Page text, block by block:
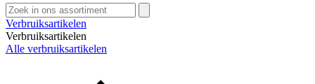
Zoeken
naar:
Verbruiksartikelen
Verbruiksartikelen
Alle verbruiksartikelen